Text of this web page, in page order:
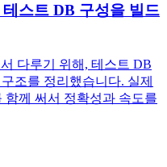
스트 DB 구성을 빌드
다루기 위해, 테스트 DB
조를 정리했습니다. 실제
께 써서 정확성과 속도를